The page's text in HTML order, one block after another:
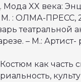
Мода XX века:
М. : ОЛМА-ПРЕСС,
театральной
– М.:
как часть